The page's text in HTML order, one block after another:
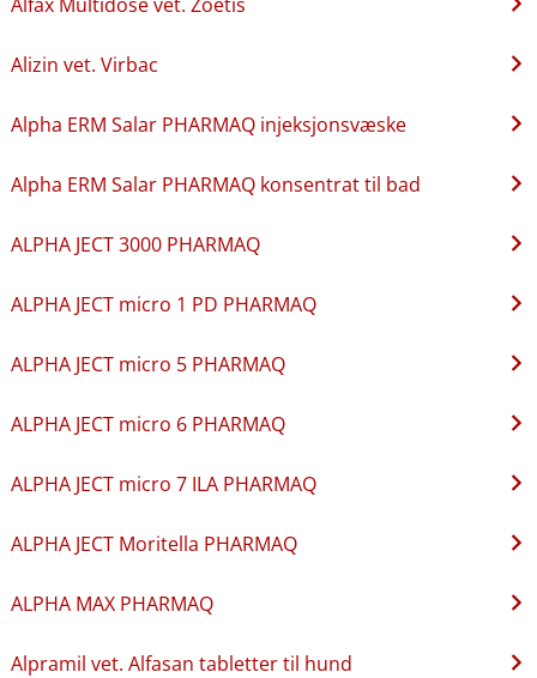
Alizin vet. Virbac
Alpha ERM Salar PHARMAQ injeksjonsvæske
Alpha ERM Salar PHARMAQ konsentrat til bad
ALPHA JECT 3000 PHARMAQ
ALPHA JECT micro 1 PD PHARMAQ
ALPHA JECT micro 5 PHARMAQ
ALPHA JECT micro 6 PHARMAQ
ALPHA JECT micro 7 ILA PHARMAQ
ALPHA JECT Moritella PHARMAQ
ALPHA MAX PHARMAQ
Alpramil vet. Alfasan tabletter til hund